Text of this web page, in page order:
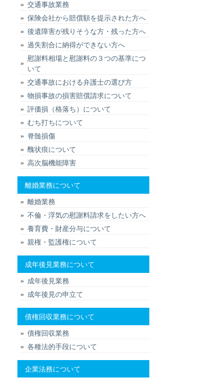
交通事故業務
保険会社から賠償額を提示された方へ
後遺障害が残りそうな方・残った方へ
過失割合に納得ができない方へ
慰謝料相場と慰謝料の３つの基準につ
いて
交通事故における弁護士の選び方
物損事故の損害賠償請求について
評価損（格落ち）について
むち打ちについて
脊髄損傷
醜状痕について
高次脳機能障害
離婚業務について
離婚業務
不倫・浮気の慰謝料請求をしたい方へ
養育費・財産分与について
親権・監護権について
成年後見業務について
成年後見業務
成年後見の申立て
債権回収業務について
債権回収業務
各種法的手段について
企業法務について